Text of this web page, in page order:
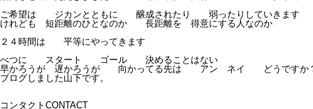
ご希望は ジカンとともに 醸成されたり 弱ったりしていきます
けれども 短距離のひとなのか 長距離を 得意にする人なのか
２４時間は 平等にやってきます
べつに スタート ゴール 決めることはない
早かろうが 遅かろうが 向かってる先は アン ネイ どうですか
ブログしました山下です。
コンタクト CONTACT